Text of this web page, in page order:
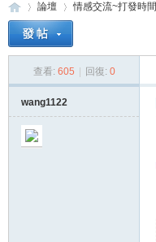
論壇
›
情感交流~打發時間
查看: 605 回復: 0
wang1122